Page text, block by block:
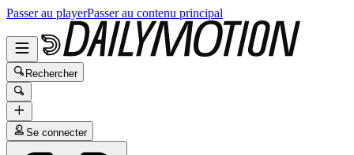
Passer au playerPasser au contenu principal
Rechercher
Se connecter